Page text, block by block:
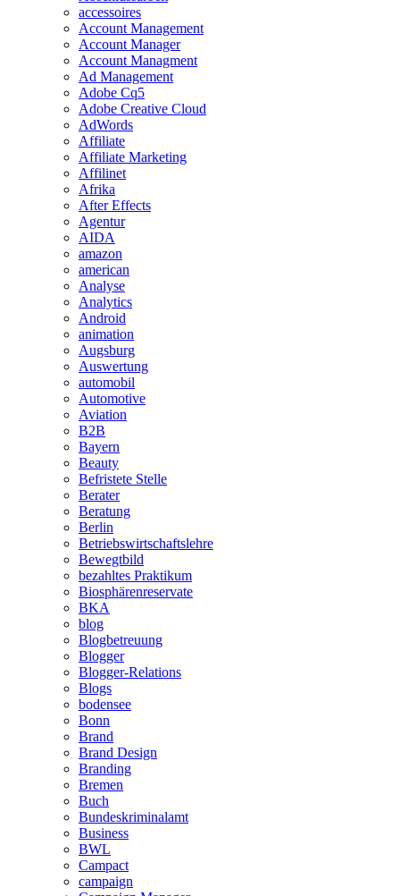
accessoires
Account Management
Account Manager
Account Managment
Ad Management
Adobe Cq5
Adobe Creative Cloud
AdWords
Affiliate
Affiliate Marketing
Affilinet
Afrika
After Effects
Agentur
AIDA
amazon
american
Analyse
Analytics
Android
animation
Augsburg
Auswertung
automobil
Automotive
Aviation
B2B
Bayern
Beauty
Befristete Stelle
Berater
Beratung
Berlin
Betriebswirtschaftslehre
Bewegtbild
bezahltes Praktikum
Biosphärenreservate
BKA
blog
Blogbetreuung
Blogger
Blogger-Relations
Blogs
bodensee
Bonn
Brand
Brand Design
Branding
Bremen
Buch
Bundeskriminalamt
Business
BWL
Campact
campaign